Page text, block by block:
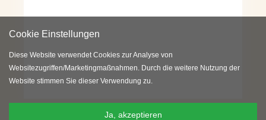
Cookie Einstellungen
Diese Website verwendet Cookies zur Analyse von
Websitezugriffen/Marketingmaßnahmen. Durch die weitere Nutzung der
Website stimmen Sie dieser Verwendung zu.
Ja, akzeptieren
1 2 3